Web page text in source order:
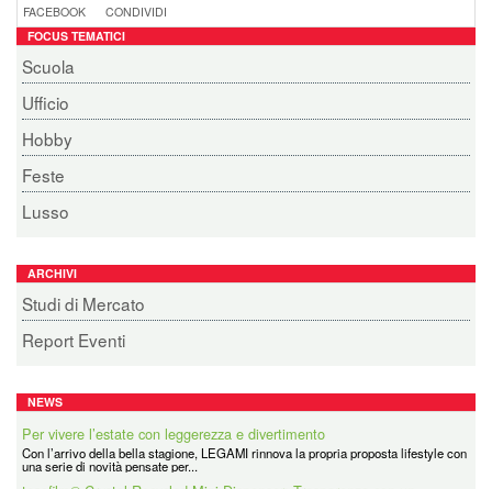
FACEBOOK
CONDIVIDI
FOCUS TEMATICI
Scuola
Ufficio
Hobby
Feste
Lusso
ARCHIVI
Studi di Mercato
Report Eventi
NEWS
Per vivere l’estate con leggerezza e divertimento
Con l’arrivo della bella stagione, LEGAMI rinnova la propria proposta lifestyle con
una serie di novità pensate per...
tesafilm® Crystal Recycled Mini Dispenser: Trasparenza con un
contributo sostenibile
tesafilm® Crystal Recycled Mini Dispenser porta in cartoleria e negli ambienti di